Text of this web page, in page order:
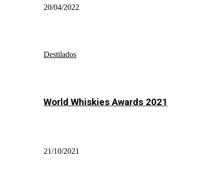
20/04/2022
Destilados
World Whiskies Awards 2021
21/10/2021